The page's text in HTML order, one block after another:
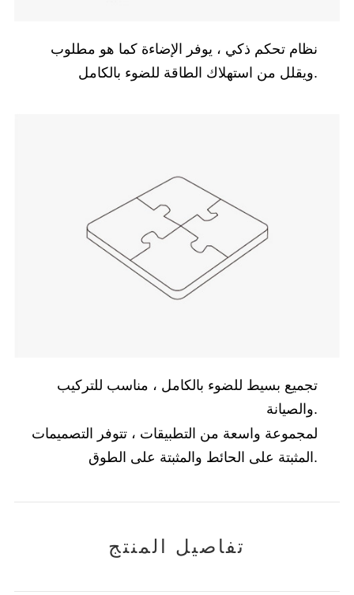
نظام تحكم ذكي ، يوفر الإضاءة كما هو مطلوب
ويقلل من استهلاك الطاقة للضوء بالكامل.
تجميع بسيط للضوء بالكامل ، مناسب للتركيب
والصيانة.
لمجموعة واسعة من التطبيقات ، تتوفر التصميمات
المثبتة على الحائط والمثبتة على الطوق.
تفاصيل المنتج